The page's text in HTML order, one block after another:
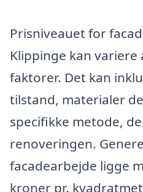
Prisniveauet for
Klippinge kan
faktorer. Det kan
tilstand, materialer
specifikke metode,
renoveringen.
facadearbejde ligge
kroner pr.